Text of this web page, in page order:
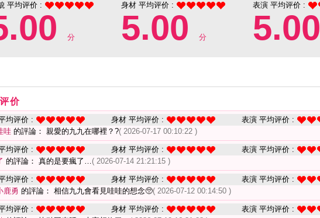
平均评价 :
分
身材 平均评价 :
5.00 分
表演 平均评价 :
5.00
价
均评价 : 身材 平均评价 : 表演 平均评价 :
哇 的評論： 親愛的九九在哪裡？?( 2026-07-17 00:10:22 )
均评价 : 身材 平均评价 : 表演 平均评价 :
的評論： 真的是要瘋了…( 2026-07-14 21:21:15 )
均评价 : 身材 平均评价 : 表演 平均评价 :
鹿勇 的評論： 相信九九會看見哇哇的想念🥺( 2026-07-12 00:14:50 )
均评价 : 身材 平均评价 : 表演 平均评价 :